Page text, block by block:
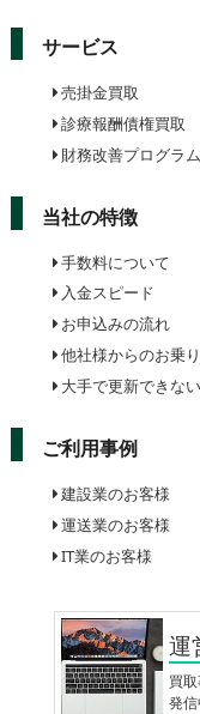
サービス
売掛金買取
診療報酬債権買取
財務改善プログラム
当社の特徴
手数料について
入金スピード
お申込みの流れ
他社様からのお乗
大手で更新できな
ご利用事例
建設業のお客様
運送業のお客様
IT業のお客様
運
買
発信